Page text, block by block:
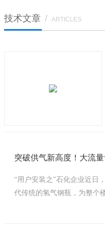
技术文章 / ARTICLES
突破供气新高度！大流
“用户安装之”石化企业近日
代传统的氢气钢瓶，为整个